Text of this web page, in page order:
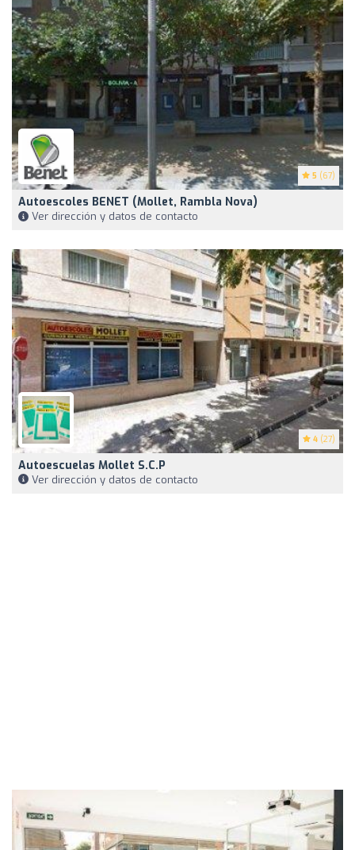
5 (67)
Autoescoles BENET (Mollet, Rambla Nova)
Ver dirección y datos de contacto
4 (27)
Autoescuelas Mollet S.C.P
Ver dirección y datos de contacto